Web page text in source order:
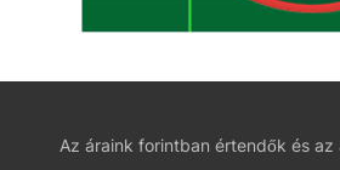
Az áraink forintban értendők és